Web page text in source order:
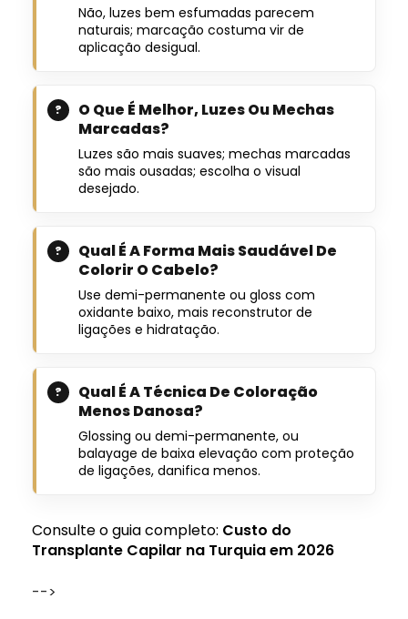
Não, luzes bem esfumadas parecem
naturais; marcação costuma vir de
aplicação desigual.
O Que É Melhor, Luzes Ou Mechas
Marcadas?
Luzes são mais suaves; mechas marcadas
são mais ousadas; escolha o visual
desejado.
Qual É A Forma Mais Saudável De
Colorir O Cabelo?
Use demi-permanente ou gloss com
oxidante baixo, mais reconstrutor de
ligações e hidratação.
Qual É A Técnica De Coloração
Menos Danosa?
Glossing ou demi-permanente, ou
balayage de baixa elevação com proteção
de ligações, danifica menos.
Consulte o guia completo: Custo do
Transplante Capilar na Turquia em 2026
-->